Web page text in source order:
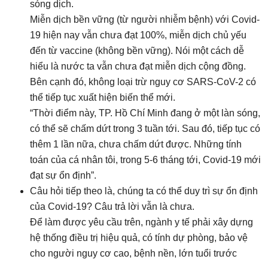
sóng dịch.
Miễn dịch bền vững (từ người nhiễm bệnh) với Covid-
19 hiện nay vẫn chưa đạt 100%, miễn dịch chủ yếu
đến từ vaccine (không bền vững). Nói một cách dễ
hiểu là nước ta vẫn chưa đạt miễn dịch cộng đồng.
Bên cạnh đó, không loại trừ nguy cơ SARS-CoV-2 có
thể tiếp tục xuất hiện biến thể mới.
“Thời điểm này, TP. Hồ Chí Minh đang ở một làn sóng,
có thể sẽ chấm dứt trong 3 tuần tới. Sau đó, tiếp tục có
thêm 1 lần nữa, chưa chấm dứt được. Những tính
toán của cá nhân tôi, trong 5-6 tháng tới, Covid-19 mới
đạt sự ổn định”.
Câu hỏi tiếp theo là, chúng ta có thể duy trì sự ổn định
của Covid-19? Câu trả lời vẫn là chưa.
Để làm được yêu cầu trên, ngành y tế phải xây dựng
hệ thống điều trị hiệu quả, có tính dự phòng, bảo vệ
cho người nguy cơ cao, bệnh nền, lớn tuổi trước